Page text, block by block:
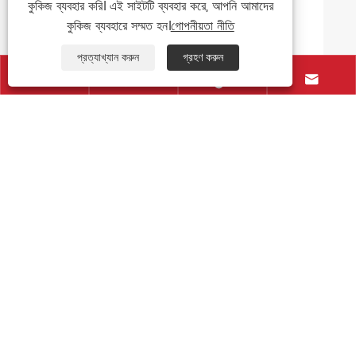
আরো দেখুন >>

কুকিজ ব্যবহার করি। এই সাইটটি ব্যবহার করে, আপনি আমাদের
কুকিজ ব্যবহারে সম্মত হন।গোপনীয়তা নীতি
প্রত্যাখ্যান করুন গ্রহণ করুন